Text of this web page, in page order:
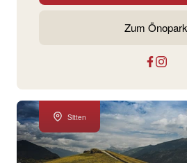
Zum Önopark
Sitten